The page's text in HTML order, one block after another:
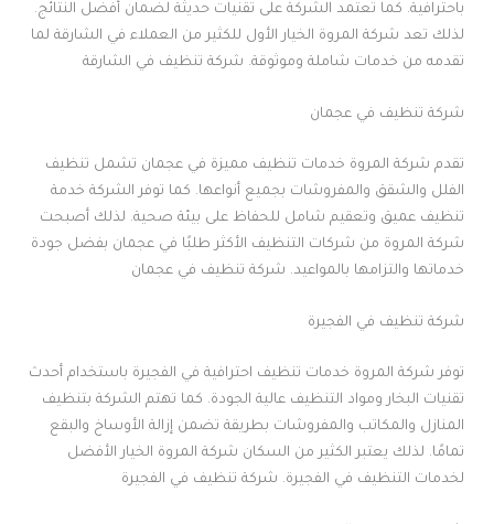
باحترافية. كما تعتمد الشركة على تقنيات حديثة لضمان أفضل النتائج.
لذلك تعد شركة المروة الخيار الأول للكثير من العملاء في الشارقة لما
تقدمه من خدمات شاملة وموثوقة. شركة تنظيف في الشارقة
شركة تنظيف في عجمان
تقدم شركة المروة خدمات تنظيف مميزة في عجمان تشمل تنظيف
الفلل والشقق والمفروشات بجميع أنواعها. كما توفر الشركة خدمة
تنظيف عميق وتعقيم شامل للحفاظ على بيئة صحية. لذلك أصبحت
شركة المروة من شركات التنظيف الأكثر طلبًا في عجمان بفضل جودة
خدماتها والتزامها بالمواعيد. شركة تنظيف في عجمان
شركة تنظيف في الفجيرة
توفر شركة المروة خدمات تنظيف احترافية في الفجيرة باستخدام أحدث
تقنيات البخار ومواد التنظيف عالية الجودة. كما تهتم الشركة بتنظيف
المنازل والمكاتب والمفروشات بطريقة تضمن إزالة الأوساخ والبقع
تمامًا. لذلك يعتبر الكثير من السكان شركة المروة الخيار الأفضل
لخدمات التنظيف في الفجيرة. شركة تنظيف في الفجيرة